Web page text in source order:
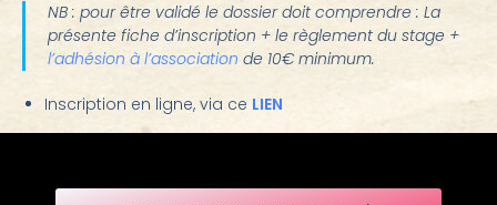
NB : pour être validé le dossier doit comprendre : La
présente fiche d’inscription + le règlement du stage +
l’adhésion à l’association de 10€ minimum.
Inscription en ligne, via ce LIEN